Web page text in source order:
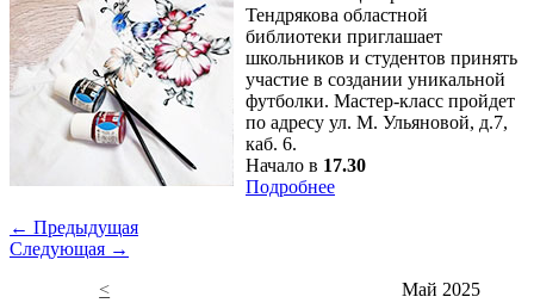
Тендрякова областной
библиотеки приглашает
школьников и студентов принять
участие в создании уникальной
футболки. Мастер-класс пройдет
по адресу ул. М. Ульяновой, д.7,
каб. 6.
Начало в 17.30
Подробнее
← Предыдущая
Следующая →
<
Май 2025